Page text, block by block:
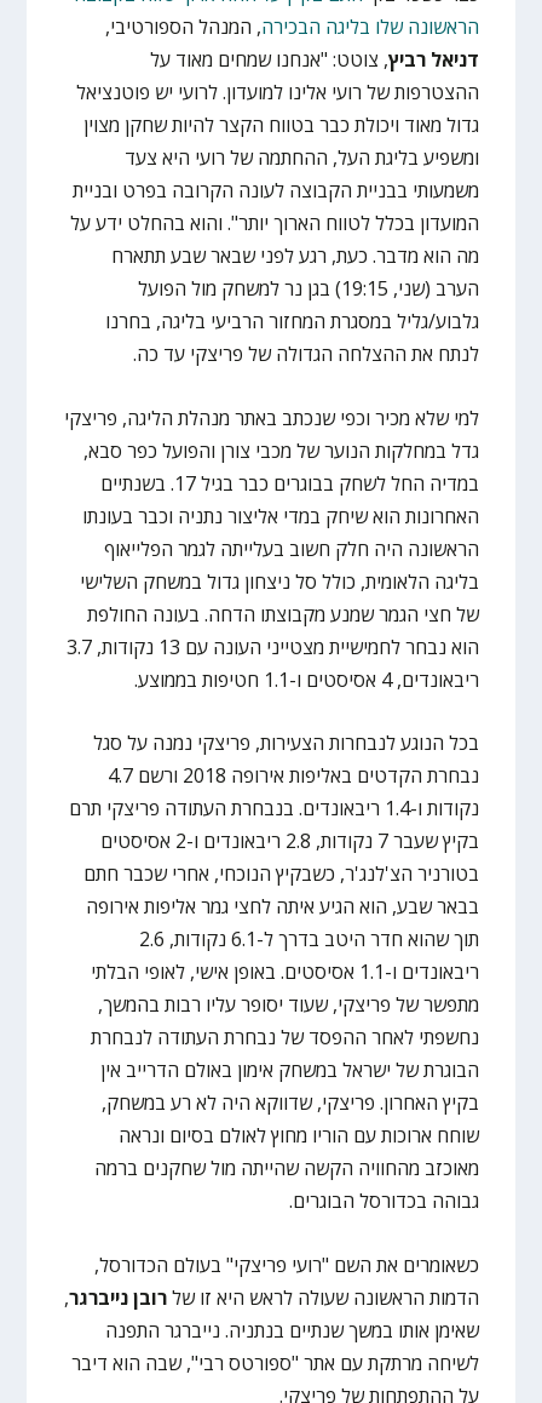
הראשונה שלו בליגה הבכירה, המנהל הספורטיבי,
דניאל רביץ, צוטט: "אנחנו שמחים מאוד על
ההצטרפות של רועי אלינו למועדון. לרועי יש פוטנציאל
גדול מאוד ויכולת כבר בטווח הקצר להיות שחקן מצוין
ומשפיע בליגת העל, ההחתמה של רועי היא צעד
משמעותי בבניית הקבוצה לעונה הקרובה בפרט ובניית
המועדון בכלל לטווח הארוך יותר". והוא בהחלט ידע על
מה הוא מדבר. כעת, רגע לפני שבאר שבע תתארח
הערב (שני, 19:15) בגן נר למשחק מול הפועל
גלבוע/גליל במסגרת המחזור הרביעי בליגה, בחרנו
לנתח את ההצלחה הגדולה של פריצקי עד כה.
למי שלא מכיר וכפי שנכתב באתר מנהלת הליגה, פריצקי
גדל במחלקות הנוער של מכבי צורן והפועל כפר סבא,
במדיה החל לשחק בבוגרים כבר בגיל 17. בשנתיים
האחרונות הוא שיחק במדי אליצור נתניה וכבר בעונתו
הראשונה היה חלק חשוב בעלייתה לגמר הפלייאוף
בליגה הלאומית, כולל סל ניצחון גדול במשחק השלישי
של חצי הגמר שמנע מקבוצתו הדחה. בעונה החולפת
הוא נבחר לחמישיית מצטייני העונה עם 13 נקודות, 3.7
ריבאונדים, 4 אסיסטים ו-1.1 חטיפות בממוצע.
בכל הנוגע לנבחרות הצעירות, פריצקי נמנה על סגל
נבחרת הקדטים באליפות אירופה 2018 ורשם 4.7
נקודות ו-1.4 ריבאונדים. בנבחרת העתודה פריצקי תרם
בקיץ שעבר 7 נקודות, 2.8 ריבאונדים ו-2 אסיסטים
בטורניר הצ'לנג'ר, כשבקיץ הנוכחי, אחרי שכבר חתם
בבאר שבע, הוא הגיע איתה לחצי גמר אליפות אירופה
תוך שהוא חדר היטב בדרך ל-6.1 נקודות, 2.6
ריבאונדים ו-1.1 אסיסטים. באופן אישי, לאופי הבלתי
מתפשר של פריצקי, שעוד יסופר עליו רבות בהמשך,
נחשפתי לאחר ההפסד של נבחרת העתודה לנבחרת
הבוגרת של ישראל במשחק אימון באולם הדרייב אין
בקיץ האחרון. פריצקי, שדווקא היה לא רע במשחק,
שוחח ארוכות עם הוריו מחוץ לאולם בסיום ונראה
מאוכזב מהחוויה הקשה שהייתה מול שחקנים ברמה
גבוהה בכדורסל הבוגרים.
כשאומרים את השם "רועי פריצקי" בעולם הכדורסל,
הדמות הראשונה שעולה לראש היא זו שלרובן נייברגר,
שאימן אותו במשך שנתיים בנתניה. נייברגר התפנה
לשיחה מרתקת עם אתר "ספורטס רבי", שבה הוא דיבר
על ההתפתחות של פריצקי.